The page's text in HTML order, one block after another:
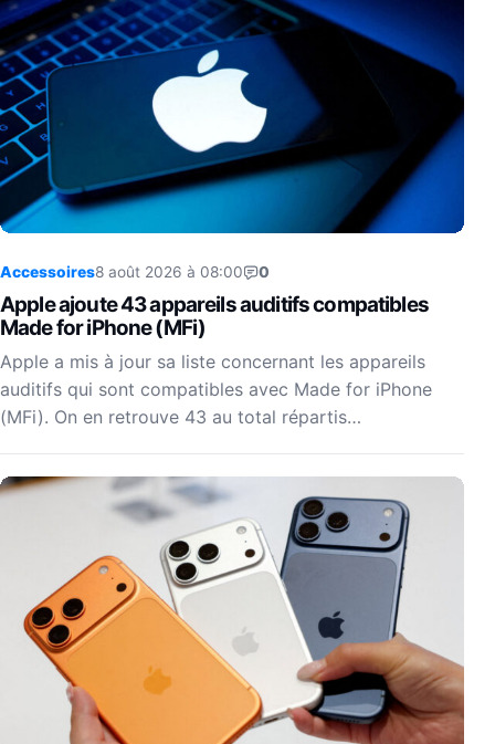
Accessoires8 août 2026 à 08:00 0
Apple ajoute 43 appareils auditifs compatibles
Made for iPhone (MFi)
Apple a mis à jour sa liste concernant les appareils
auditifs qui sont compatibles avec Made for iPhone
(MFi). On en retrouve 43 au total répartis…